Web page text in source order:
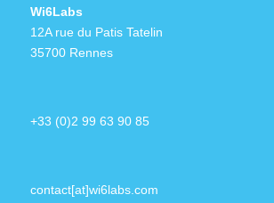
Wi6Labs
12A rue du Patis Tatelin
35700 Rennes
+33 (0)2 99 63 90 85
contact[at]wi6labs.com